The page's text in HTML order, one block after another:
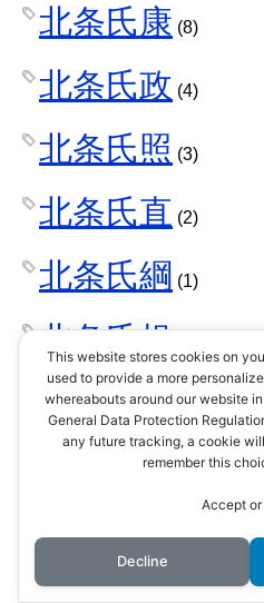
北条氏康 (8)
北条氏政 (4)
北条氏照 (3)
北条氏直 (2)
北条氏綱 (1)
北条氏規
北条氏邦(1)
十河一存(1)
千利休(4)
千姫(1)
This website stores cookies on
used to provide a more
whereabouts around our website
General Data Protection
any future tracking, a cookie
remember this
Accept or
Decline